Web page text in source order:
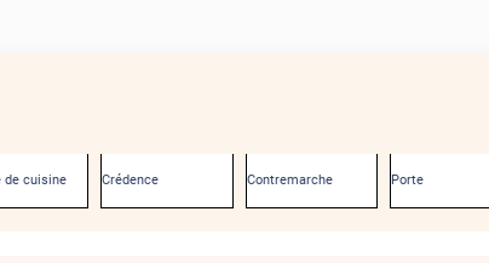
de cuisine Crédence Contremarche Porte